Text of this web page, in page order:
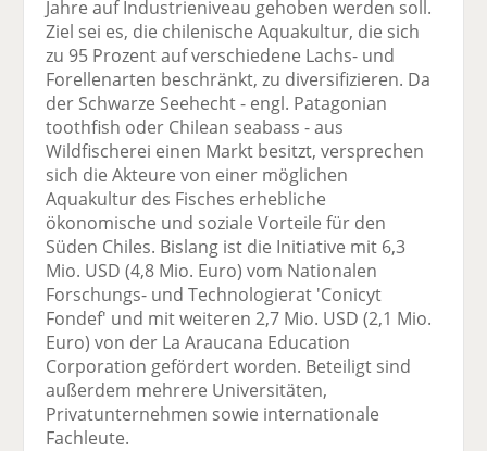
e
n
n e
n
Jahre auf Industrieniveau gehoben werden soll.
Ziel sei es, die chilenische Aquakultur, die sich
zu 95 Prozent auf verschiedene Lachs- und
Forellenarten beschränkt, zu diversifizieren. Da
der Schwarze Seehecht - engl. Patagonian
toothfish oder Chilean seabass - aus
Wildfischerei einen Markt besitzt, versprechen
sich die Akteure von einer möglichen
Aquakultur des Fisches erhebliche
ökonomische und soziale Vorteile für den
Süden Chiles. Bislang ist die Initiative mit 6,3
Mio. USD (4,8 Mio. Euro) vom Nationalen
Forschungs- und Technologierat 'Conicyt
Fondef' und mit weiteren 2,7 Mio. USD (2,1 Mio.
Euro) von der La Araucana Education
Corporation gefördert worden. Beteiligt sind
außerdem mehrere Universitäten,
Privatunternehmen sowie internationale
Fachleute.